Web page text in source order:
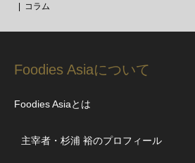
コラム
Foodies Asiaについて
Foodies Asiaとは
主宰者・杉浦 裕のプロフィール